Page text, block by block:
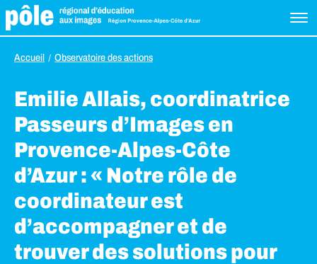
Accueil Observatoire des actions
Emilie Allais, coordinatrice
Passeurs d’Images en
Provence-Alpes-Côte
d’Azur : « Notre rôle de
coordinateur est
d’accompagner et de
trouver des solutions pour